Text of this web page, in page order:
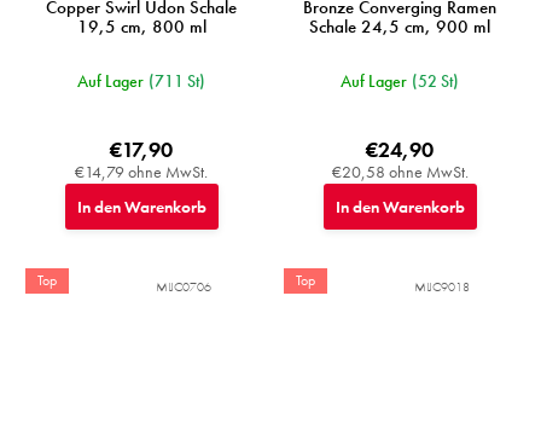
Copper Swirl Udon Schale
19,5 cm, 800 ml
Auf Lager (711 St)
€14,79 ohne MwSt.
€17,90
In den Warenkorb
Bronze Converging Ramen
Schale 24,5 cm, 900 ml
Auf Lager (52 St)
€20,58 ohne MwSt.
€24,90
In den Warenkorb
Top MIJC0706 Top MIJC9018